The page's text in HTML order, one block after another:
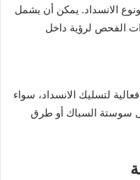
الانسداد. يمكن أن يشمل
الفحص لرؤية داخل
لتسليك الانسداد، سواء
سوستة السباك أو طرق